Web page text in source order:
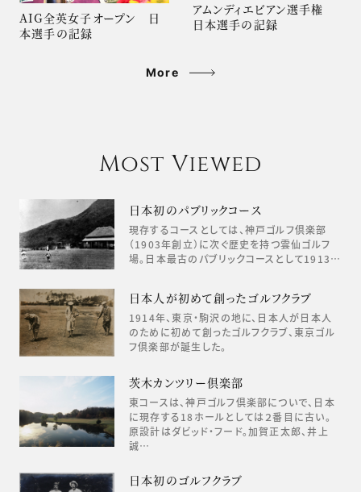
AIG全英女子オープン 日
本選手の記録
アムンディエビアン選手権
日本選手の記録
More
Most Viewed
日本初のパブリックコース
現存するコースとしては、神戸ゴルフ倶楽部
（1903年創立）に次ぐ歴史を持つ雲仙ゴルフ
場。日本最古のパブリックコースとして1913…
日本人が初めて創ったゴルフクラブ
1914年、東京・駒沢の地に、日本人が日本人
のために初めて創ったゴルフクラブ、東京ゴル
フ倶楽部が誕生した。
茨木カンツリー倶楽部
東コースは、神戸ゴルフ倶楽部についで、日本
に現存する18ホールとしては２番目に古い。
原設計はダビッド・フード。加賀正太郎、井上
誠…
日本初のゴルフクラブ